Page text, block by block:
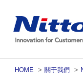
HOME > 關于我們 >